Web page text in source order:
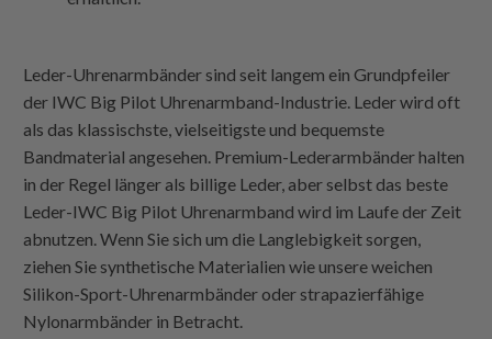
Leder-Uhrenarmbänder sind seit langem ein Grundpfeiler
der IWC Big Pilot Uhrenarmband-Industrie. Leder wird oft
als das klassischste, vielseitigste und bequemste
Bandmaterial angesehen. Premium-Lederarmbänder halten
in der Regel länger als billige Leder, aber selbst das beste
Leder-IWC Big Pilot Uhrenarmband wird im Laufe der Zeit
abnutzen. Wenn Sie sich um die Langlebigkeit sorgen,
ziehen Sie synthetische Materialien wie unsere weichen
Silikon-Sport-Uhrenarmbänder oder strapazierfähige
Nylonarmbänder in Betracht.